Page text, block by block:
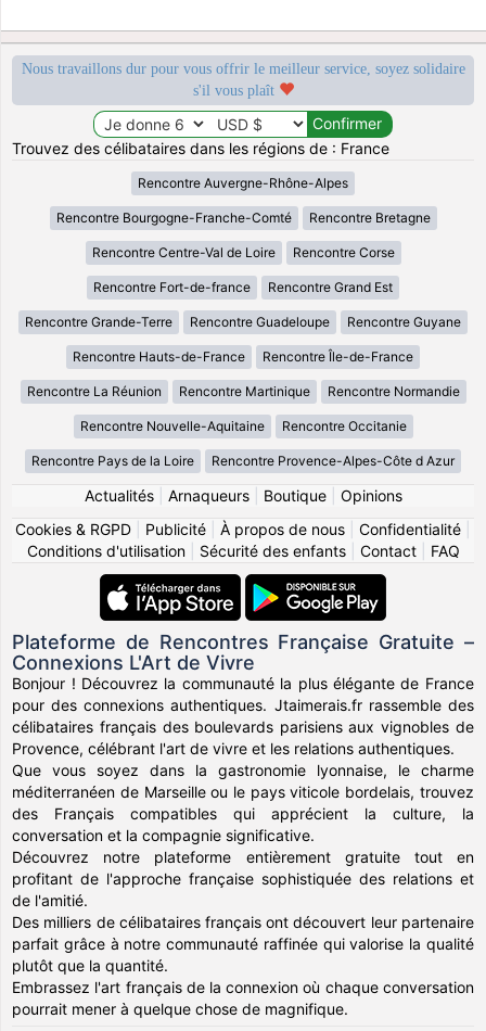
Nous travaillons dur pour vous offrir le meilleur service, soyez solidaire
s'il vous plaît
Trouvez des célibataires dans les régions de : France
Rencontre Auvergne-Rhône-Alpes
Rencontre Bourgogne-Franche-Comté Rencontre Bretagne
Rencontre Centre-Val de Loire Rencontre Corse
Rencontre Fort-de-france Rencontre Grand Est
Rencontre Grande-Terre Rencontre Guadeloupe Rencontre Guyane
Rencontre Hauts-de-France Rencontre Île-de-France
Rencontre La Réunion Rencontre Martinique Rencontre Normandie
Rencontre Nouvelle-Aquitaine Rencontre Occitanie
Rencontre Pays de la Loire Rencontre Provence-Alpes-Côte d Azur
Actualités| Arnaqueurs| Boutique| Opinions
Cookies & RGPD
Publicité À propos de nous Confidentialité
Conditions d'utilisation| Sécurité des enfants| Contact| FAQ
Plateforme de Rencontres Française Gratuite –
Connexions L'Art de Vivre
Bonjour ! Découvrez la communauté la plus élégante de France
pour des connexions authentiques. Jtaimerais.fr rassemble des
célibataires français des boulevards parisiens aux vignobles de
Provence, célébrant l'art de vivre et les relations authentiques.
Que vous soyez dans la gastronomie lyonnaise, le charme
méditerranéen de Marseille ou le pays viticole bordelais, trouvez
des Français compatibles qui apprécient la culture, la
conversation et la compagnie significative.
Découvrez notre plateforme entièrement gratuite tout en
profitant de l'approche française sophistiquée des relations et
de l'amitié.
Des milliers de célibataires français ont découvert leur partenaire
parfait grâce à notre communauté raffinée qui valorise la qualité
plutôt que la quantité.
Embrassez l'art français de la connexion où chaque conversation
pourrait mener à quelque chose de magnifique.